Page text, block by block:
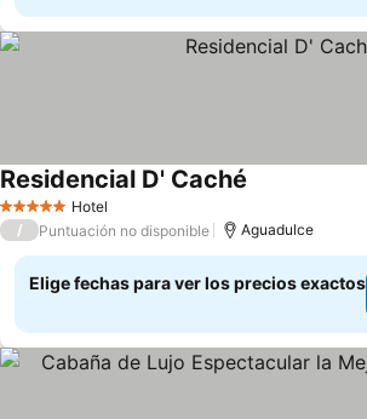
5 Estrellas Hotel
Residencial D' Caché
/ Puntuación no disponible Aguadulce
Elige fechas para ver los precios exactos